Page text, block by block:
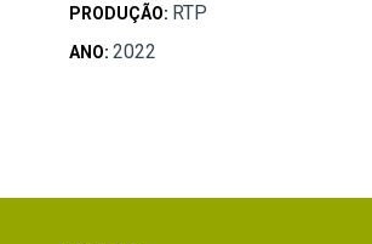
PRODUÇÃO: RTP
ANO: 2022